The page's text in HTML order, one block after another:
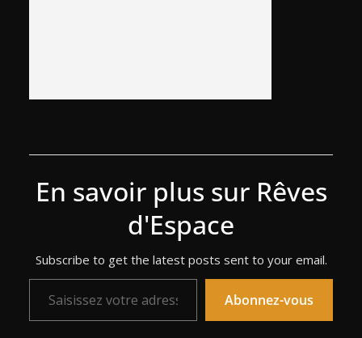
En savoir plus sur Rêves
d'Espace
Subscribe to get the latest posts sent to your email.
Saisissez votre adresse e-mail…
Abonnez-vous